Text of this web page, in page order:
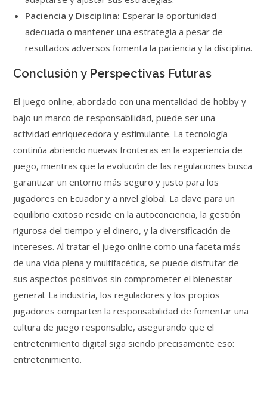
Paciencia y Disciplina: Esperar la oportunidad
adecuada o mantener una estrategia a pesar de
resultados adversos fomenta la paciencia y la disciplina.
Conclusión y Perspectivas Futuras
El juego online, abordado con una mentalidad de hobby y
bajo un marco de responsabilidad, puede ser una
actividad enriquecedora y estimulante. La tecnología
continúa abriendo nuevas fronteras en la experiencia de
juego, mientras que la evolución de las regulaciones busca
garantizar un entorno más seguro y justo para los
jugadores en Ecuador y a nivel global. La clave para un
equilibrio exitoso reside en la autoconciencia, la gestión
rigurosa del tiempo y el dinero, y la diversificación de
intereses. Al tratar el juego online como una faceta más
de una vida plena y multifacética, se puede disfrutar de
sus aspectos positivos sin comprometer el bienestar
general. La industria, los reguladores y los propios
jugadores comparten la responsabilidad de fomentar una
cultura de juego responsable, asegurando que el
entretenimiento digital siga siendo precisamente eso:
entretenimiento.